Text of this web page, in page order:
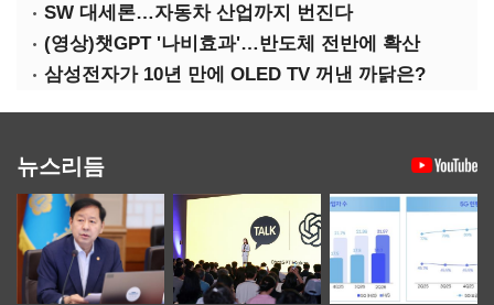
SW 대세론…자동차 산업까지 번진다
(영상)챗GPT '나비효과'…반도체 전반에 확산
삼성전자가 10년 만에 OLED TV 꺼낸 까닭은?
뉴스리듬